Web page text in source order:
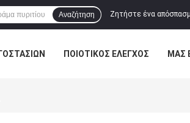
Ζητήστε ένα
Αναζήτηση
ΠΟΙΟΤΙΚΌΣ ΈΛΕΓΧΟΣ ΜΑΣ